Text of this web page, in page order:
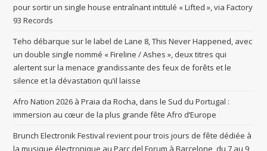
pour sortir un single house entraînant intitulé « Lifted », via Factory
93 Records
Teho débarque sur le label de Lane 8, This Never Happened, avec
un double single nommé « Fireline / Ashes », deux titres qui
alertent sur la menace grandissante des feux de forêts et le
silence et la dévastation qu’il laisse
Afro Nation 2026 à Praia da Rocha, dans le Sud du Portugal :
immersion au cœur de la plus grande fête Afro d’Europe
Brunch Electronik Festival revient pour trois jours de fête dédiée à
la musique électronique au Parc del Forum à Barcelone, du 7 au 9